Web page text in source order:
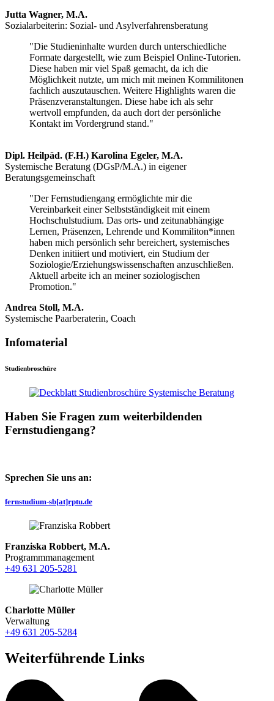
Jutta Wagner, M.A.
Sozialarbeiterin: Sozial- und Asylverfahrensberatung
"Die Studieninhalte wurden durch unterschiedliche
Formate dargestellt, wie zum Beispiel Online-Tutorien.
Diese haben mir viel Spaß gemacht, da ich die
Möglichkeit nutzte, um mich mit meinen Kommilitonen
fachlich auszutauschen. Weitere Highlights waren die
Präsenzveranstaltungen. Diese habe ich als sehr
wertvoll empfunden, da auch dort der persönliche
Kontakt im Vordergrund stand."
Dipl. Heilpäd. (F.H.) Karolina Egeler, M.A.
Systemische Beratung (DGsP/M.A.) in eigener
Beratungsgemeinschaft
"Der Fernstudiengang ermöglichte mir die
Vereinbarkeit einer Selbstständigkeit mit einem
Hochschulstudium. Das orts- und zeitunabhängige
Lernen, Präsenzen, Lehrende und Kommiliton*innen
haben mich persönlich sehr bereichert, systemisches
Denken initiiert und motiviert, ein Studium der
Soziologie/Erziehungswissenschaften anzuschließen.
Aktuell arbeite ich an meiner soziologischen
Promotion."
Andrea Stoll, M.A.
Systemische Paarberaterin, Coach
Infomaterial
Studienbroschüre
Haben Sie Fragen zum weiterbildenden
Fernstudiengang?
Sprechen Sie uns an:
fernstudium-sb[at]rptu.de
Franziska Robbert, M.A.
Programmmanagement
+49 631 205-5281
Charlotte Müller
Verwaltung
+49 631 205-5284
Weiterführende Links